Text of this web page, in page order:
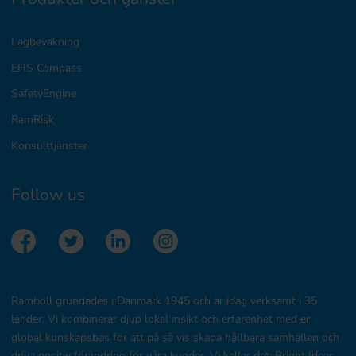
Lagbevakning
EHS Compass
SafetyEngine
RamRisk
Konsulttjänster
Follow us
Ramboll grundades i Danmark 1945 och är idag verksamt i 35
länder. Vi kombinerar djup lokal insikt och erfarenhet med en
global kunskapsbas för att på så vis skapa hållbara samhällen och